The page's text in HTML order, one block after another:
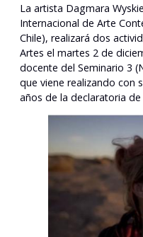
La artista Dagmara
Internacional de Arte
Chile), realizará dos
Artes el martes 2 de
docente del Seminario 3
que viene realizando con
años de la declaratoria